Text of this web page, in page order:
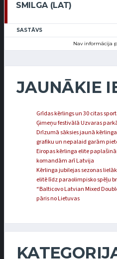
SMILGA (LAT)
SASTĀVS
Nav informācija
JAUNĀKIE
Grīdas kērlings un 30 citas
Ģimeņu festivālā Uzvaras
Drīzumā sāksies jaunā
grafiku un nepalaid garām
Eiropas kērlinga elite
komandām arī Latvija
Kērlinga jubilejas sezonas
elitē līdz paraolimpisko spēļu
“Balticovo Latvian Mixed
pāris no Lietuvas